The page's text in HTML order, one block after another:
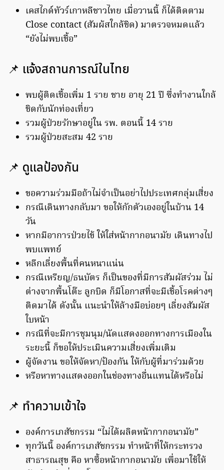
เคสไกด์ทัวร์เกาหลีชาวไทย เมื่อวานนี้ ก็ได้ติดตาม
Close contact (สัมผ้สใกล้ชิด) มาตรวจหมดแล้ว
“ยังไม่พบเชื้อ”
📌 แจ้งสถานการณ์ในไทย
พบผู้ติดเชื้อเพิ่ม 1 ราย ชาย อายุ 21 ปี ซึ่งทำงานใกล้
ชิดกับนักท่องเที่ยว
รวมผู้ป่วยรักษาอยู่ใน รพ. ตอนนี้ 14 ราย
รวมผู้ป่วยสะสม 42 ราย
📌 ดูแลป้องกัน
ขอความร่วมมือถ้าไม่จำเป็นอย่าไปประเทศกลุ่มเสี่ยง
กรณีเดินทางกลับมา ขอให้กักตัวเองอยู่ในบ้าน 14
วัน
หากมีอาการป่วยไข้ ให้ใส่หน้ากากอนามัย เดินทางไป
พบแพทย์
หลีกเลี่ยงพื้นที่คนหนาแน่น
กรณีเหรียญ/ธนบัตร ก็เป็นของที่มีการสัมผัสร่วม ไม่
ต่างจากพื้นโต๊ะ ลูกบิด ก็มีโอกาสที่จะมีเชื้อโรคต่างๆ
ติดมาได้ ดังนั้น แนะนำให้ล้างมือบ่อยๆ เลี่ยงสัมผัส
ใบหน้า
กรณีที่จะมีการชุมนุม/นัดแสดงออกทางการเมืองใน
ระยะนี้ ก็ขอให้ประเมินความเสี่ยงเพิ่มเติม
ผู้จัดงาน ขอให้จัดหา/ป้องกัน ให้กับผู้ที่มาร่วมด้วย
หรือหาทางแสดงออกในช่องทางอื่นแทนได้หรือไม่
📌 ทำความเข้าใจ
องค์การเภสัชกรรม “ไม่ได้ผลิตหน้ากากอนามัย”
ทุกวันนี้ องค์การเภสัชกรรม ทำหน้าที่ให้กระทรวง
สาธารณสุข คือ หาซื้อหน้ากากอนามัย เพื่อมาใช้ให้